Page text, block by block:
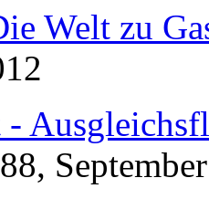
Welt zu